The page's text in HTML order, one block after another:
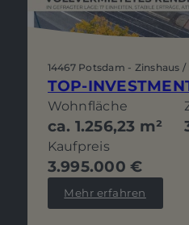
14467 Potsdam - Zinshaus
Wohnfläche
ca. 1.256,23 m²
Kaufpreis
3.995.000 €
Mehr erfahren